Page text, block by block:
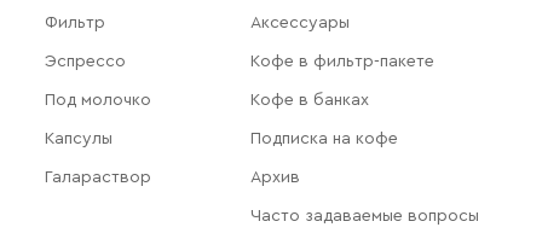
Фильтр
Эспрессо
Под молочко
Капсулы
Галараствор
Аксессуары
Кофе в фильтр-пакете
Кофе в банках
Подписка на кофе
Архив
Часто задаваемые вопросы